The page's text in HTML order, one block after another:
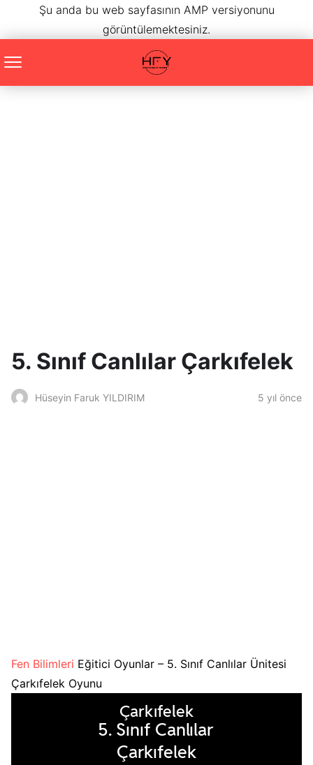
Şu anda bu web sayfasının AMP versiyonunu
görüntülemektesiniz.
5. Sınıf Canlılar Çarkıfelek
Hüseyin Faruk YILDIRIM 5 yıl önce
Fen Bilimleri Eğitici Oyunlar – 5. Sınıf Canlılar Ünitesi
Çarkıfelek Oyunu